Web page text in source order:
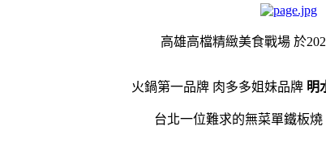
高雄高檔精緻美食戰場 於
火鍋第一品牌 肉多多姐妹品牌 明
台北一位難求的無菜單鐵板